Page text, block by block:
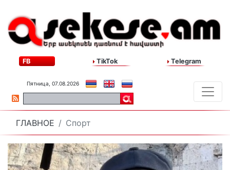
FB TikTok Telegram
Пятница, 07.08.2026
ГЛАВНОЕ Спорт